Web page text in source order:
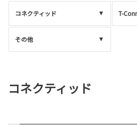
コネクティッド T-
その他
コネクティッド